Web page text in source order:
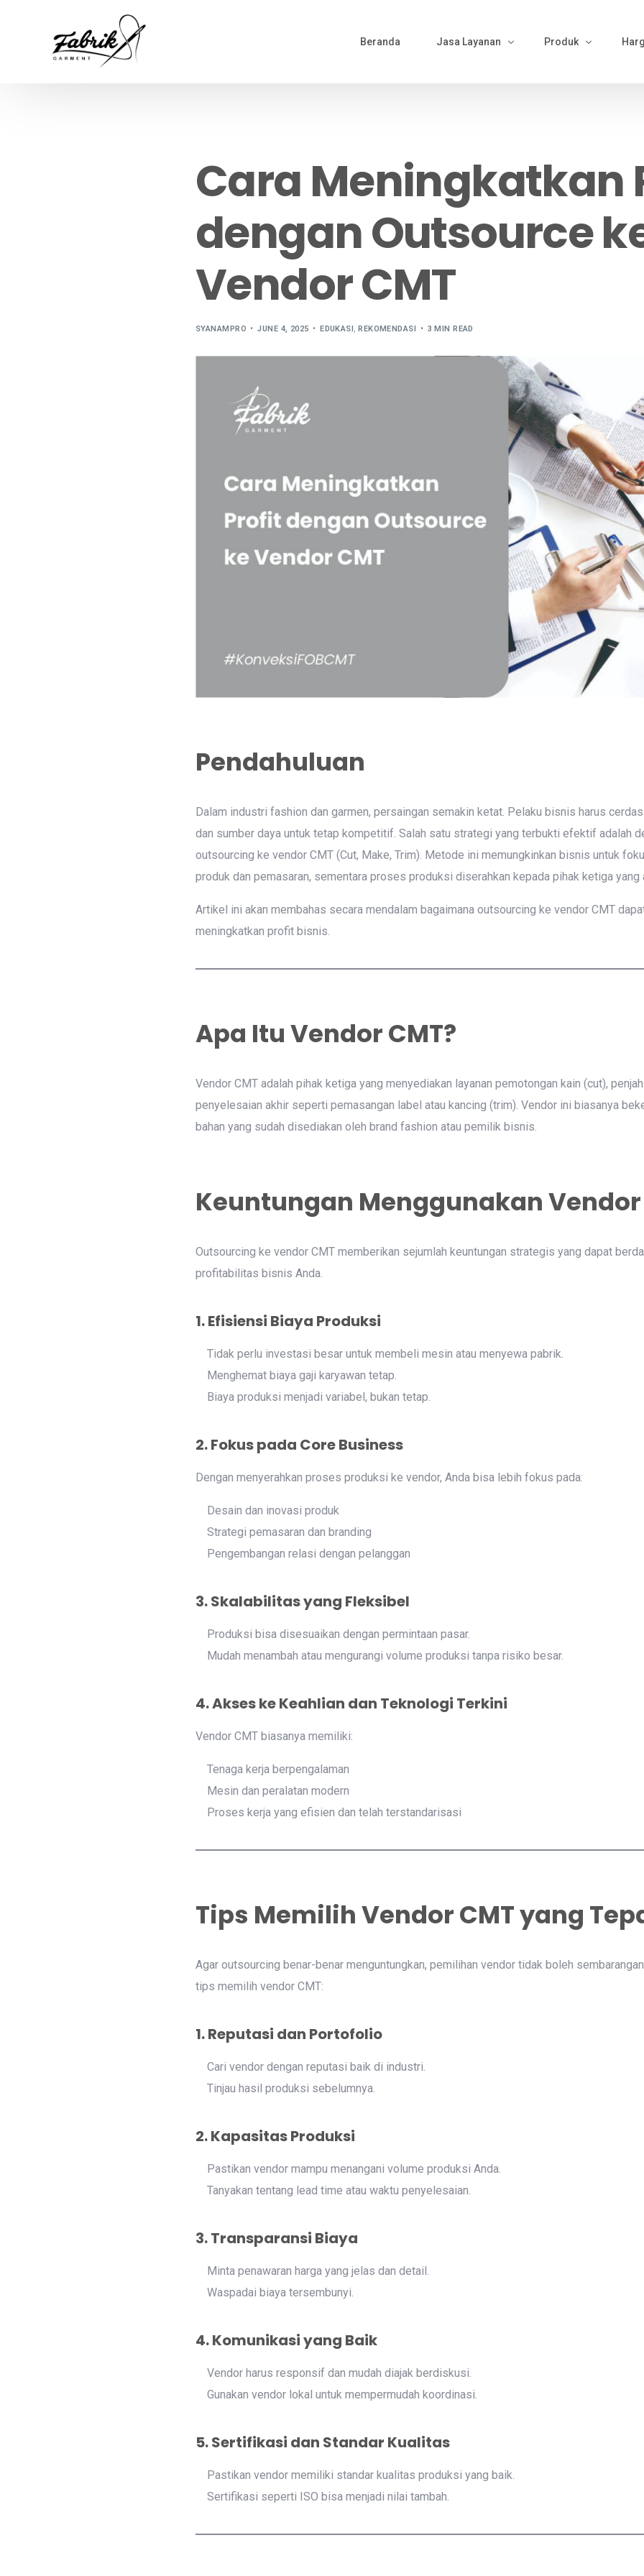
Beranda Jasa Layanan
Cutting
Bordir & Sablon
Jahit
Finishing
Packing
Produk
Produk Polo
Produk Wearpack
Produk Semi Jas
Cara Meningkatkan
dengan Outsource
Vendor CMT
SYANAMPRO JUNE 4, 2025 EDUKASI,REKOMENDASI 3 MIN READ
Pendahuluan
Dalam industri fashion dan garmen, persaingan semakin ketat. Pelaku bisnis harus
dan sumber daya untuk tetap kompetitif. Salah satu strategi yang terbukti efektif adalah
outsourcing ke vendor CMT (Cut, Make, Trim). Metode ini memungkinkan bisnis untuk
produk dan pemasaran, sementara proses produksi diserahkan kepada pihak ketiga yang
Artikel ini akan membahas secara mendalam bagaimana outsourcing ke vendor CMT
meningkatkan profit bisnis.
Apa Itu Vendor CMT?
Vendor CMT adalah pihak ketiga yang menyediakan layanan pemotongan kain (cut),
penyelesaian akhir seperti pemasangan label atau kancing (trim). Vendor ini biasanya
bahan yang sudah disediakan oleh brand fashion atau pemilik bisnis.
Keuntungan Menggunakan Vendor
Outsourcing ke vendor CMT memberikan sejumlah keuntungan strategis yang dapat
profitabilitas bisnis Anda.
1. Efisiensi Biaya Produksi
Tidak perlu investasi besar untuk membeli mesin atau menyewa pabrik.
Menghemat biaya gaji karyawan tetap.
Biaya produksi menjadi variabel, bukan tetap.
2. Fokus pada Core Business
Dengan menyerahkan proses produksi ke vendor, Anda bisa lebih fokus pada:
Desain dan inovasi produk
Strategi pemasaran dan branding
Pengembangan relasi dengan pelanggan
3. Skalabilitas yang Fleksibel
Produksi bisa disesuaikan dengan permintaan pasar.
Mudah menambah atau mengurangi volume produksi tanpa risiko besar.
4. Akses ke Keahlian dan Teknologi Terkini
Vendor CMT biasanya memiliki:
Tenaga kerja berpengalaman
Mesin dan peralatan modern
Proses kerja yang efisien dan telah terstandarisasi
Tips Memilih Vendor CMT yang
Agar outsourcing benar-benar menguntungkan, pemilihan vendor tidak boleh
tips memilih vendor CMT:
1. Reputasi dan Portofolio
Cari vendor dengan reputasi baik di industri.
Tinjau hasil produksi sebelumnya.
2. Kapasitas Produksi
Pastikan vendor mampu menangani volume produksi Anda.
Tanyakan tentang lead time atau waktu penyelesaian.
3. Transparansi Biaya
Minta penawaran harga yang jelas dan detail.
Waspadai biaya tersembunyi.
4. Komunikasi yang Baik
Vendor harus responsif dan mudah diajak berdiskusi.
Gunakan vendor lokal untuk mempermudah koordinasi.
5. Sertifikasi dan Standar Kualitas
Pastikan vendor memiliki standar kualitas produksi yang baik.
Sertifikasi seperti ISO bisa menjadi nilai tambah.